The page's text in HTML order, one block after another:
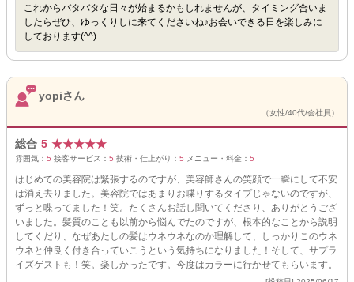
これからバタバタな日々が始まるかもしれませんが、タイミング合いま
したらぜひ、ゆっくりしに来てくださいね♪お会いできる日を楽しみに
しております(^^)
yopiさん
（女性/40代/会社員）
総合 5 ★★★★★
雰囲気： 5 接客サービス： 5 技術・仕上がり： 5 メニュー・料金： 5
はじめての美容院は緊張するのですが、美容師さんの笑顔で一瞬にして不安
は消え去りました。美容院ではあまりお喋りするタイプじゃないのですが、
ずっと喋ってました！笑。たくさんお話し聞いてくださり、ありがとうござ
いました。髪質のことも以前から悩んでたのですが、根本的なことから説明
してくだり、なぜあたしの髪はウネウネなのか理解して、しっかりこのウネ
ウネと仲良く付き合っていこうという気持ちになりました！そして、サプラ
イズゲストも！笑。楽しかったです。今度はカラーに行かせてもらいます。